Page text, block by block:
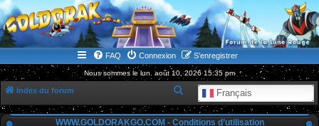
WWW.GOLDORAKGO.COM
le site de la Lune Rouge
FAQ Connexion S’enregistrer
Nous sommes le lun. août 10, 2026 15:35 pm
Index du forum Français
e
c
WWW.GOLDORAKGO.COM - Conditions d’utilisation